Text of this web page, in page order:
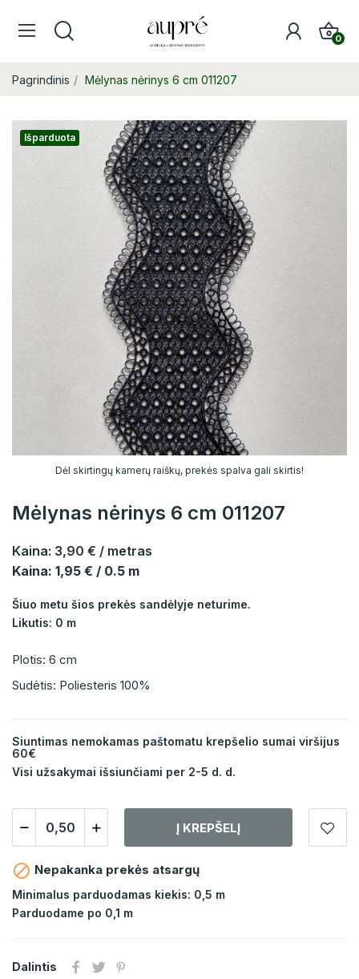
0
Pagrindinis Mėlynas nėrinys 6 cm 011207
Išparduota
Dėl skirtingų kamerų raiškų, prekės spalva gali skirtis!
Mėlynas nėrinys 6 cm 011207
Kaina: 3,90 € / metras
Kaina: 1,95 € / 0.5 m
Šiuo metu šios prekės sandėlyje neturime.
Likutis: 0 m
Plotis: 6 cm
Sudėtis: Poliesteris 100%
Siuntimas nemokamas paštomatu krepšelio sumai viršijus
60€
Visi užsakymai išsiunčiami per 2-5 d. d.
Į KREPŠELĮ
 Nepakanka prekės atsargų
Minimalus parduodamas kiekis: 0,5 m
Parduodame po 0,1 m
Dalintis